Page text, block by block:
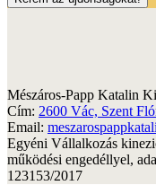
Mészáros-Papp Katalin
Cím: 2600 Vác, Szent
Email:
Egyéni Vállalkozás
működési engedéllyel,
123153/2017